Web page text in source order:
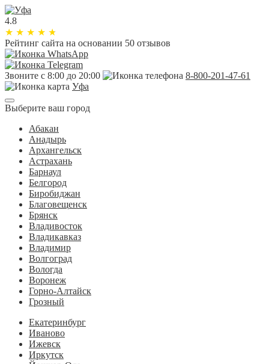
4.8
★ ★ ★ ★ ★
Рейтинг сайта на основании 50 отзывов
Звоните с 8:00 до 20:00
8-800-201-47-61
Уфа
Выберите ваш город
Абакан
Анадырь
Архангельск
Астрахань
Барнаул
Белгород
Биробиджан
Благовещенск
Брянск
Владивосток
Владикавказ
Владимир
Волгоград
Вологда
Воронеж
Горно-Алтайск
Грозный
Екатеринбург
Иваново
Ижевск
Иркутск